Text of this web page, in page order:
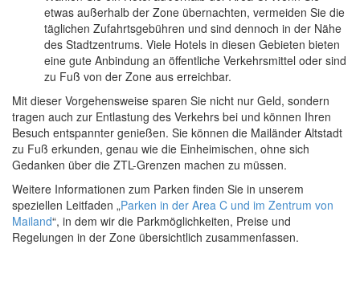
etwas außerhalb der Zone übernachten, vermeiden Sie die
täglichen Zufahrtsgebühren und sind dennoch in der Nähe
des Stadtzentrums. Viele Hotels in diesen Gebieten bieten
eine gute Anbindung an öffentliche Verkehrsmittel oder sind
zu Fuß von der Zone aus erreichbar.
Mit dieser Vorgehensweise sparen Sie nicht nur Geld, sondern
tragen auch zur Entlastung des Verkehrs bei und können Ihren
Besuch entspannter genießen. Sie können die Mailänder Altstadt
zu Fuß erkunden, genau wie die Einheimischen, ohne sich
Gedanken über die ZTL-Grenzen machen zu müssen.
Weitere Informationen zum Parken finden Sie in unserem
speziellen Leitfaden „Parken in der Area C und im Zentrum von
Mailand“, in dem wir die Parkmöglichkeiten, Preise und
Regelungen in der Zone übersichtlich zusammenfassen.